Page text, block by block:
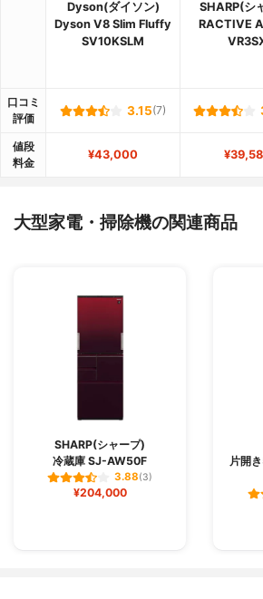
Dyson(ダイソン)
Dyson V8 Slim Fluffy
SV10KSLM
SHARP(シ
RACTIVE
口コミ
評価
3.15(7)
値段
料金
¥43,000
大型家電・掃除機の関連商品
SHARP(シャープ)
冷蔵庫 SJ-AW50F
3.88(3)
¥204,000
片開